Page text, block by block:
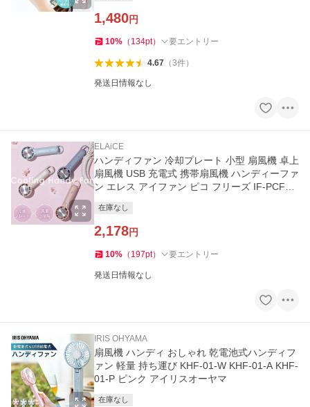
1,480円
10% （ 134pt） 要エントリー
4.67（3件）
発送日情報なし
ELAiCE
ハンディファン 冷却プレート 小型 扇風機 卓上
扇風機 USB 充電式 携帯扇風機 ハンディーファ
ン エレス アイファン ピコ フリーズ IF-PCF25
在庫なし
2,178円
10% （ 197pt） 要エントリー
発送日情報なし
IRIS OHYAMA
扇風機 ハンディ おしゃれ 乾電池式ハンディフ
ァン 軽量 持ち運び KHF-01-W KHF-01-A KHF-
01-P ピンク アイリスオーヤマ
在庫なし